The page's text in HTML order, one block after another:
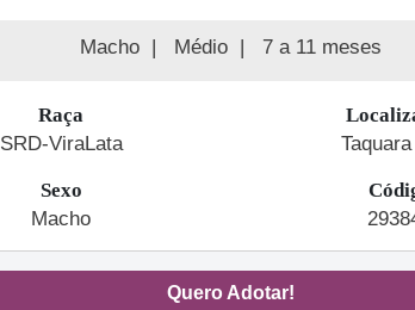
Macho | Médio | 7 a 11 meses
Raça
SRD-ViraLata
Sexo
Macho
Quero Adotar!